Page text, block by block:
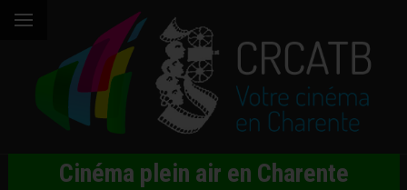
Cinéma plein air en Charente